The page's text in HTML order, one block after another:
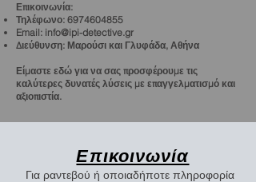
Επικοινωνία:
Τηλέφωνο: 6974604855
Email: info@ipi-detective.gr
Διεύθυνση: Μαρούσι και Γλυφάδα, Αθήνα
Είμαστε εδώ για να σας προσφέρουμε τις
καλύτερες δυνατές λύσεις με επαγγελματισμό και
αξιοπιστία.
Επικοινωνία
Για ραντεβού ή οποιαδήποτε πληροφορία